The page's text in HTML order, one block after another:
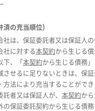
の充当順位）
社は、保証委託者又は保証人
社に対する本契約から生じる
下、「本契約から生じる債務
させるに足りないときは、保
方法により充当することができ
託者又は保証人が、 本契約か
の保証委託契約から生じる債